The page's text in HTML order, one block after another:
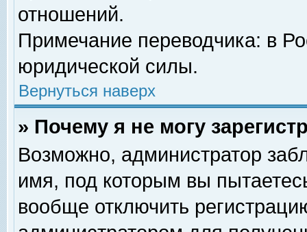
отношений.
Примечание переводчика: в
юридической силы.
Вернуться наверх
» Почему я не могу
Возможно, администратор
имя, под которым вы
вообще отключить